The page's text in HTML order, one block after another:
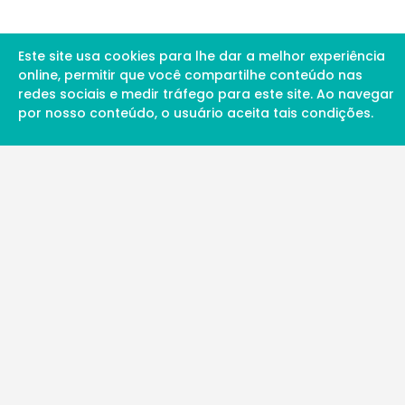
Este site usa cookies para lhe dar a melhor experiência
online, permitir que você compartilhe conteúdo nas
redes sociais e medir tráfego para este site. Ao navegar
por nosso conteúdo, o usuário aceita tais condições.